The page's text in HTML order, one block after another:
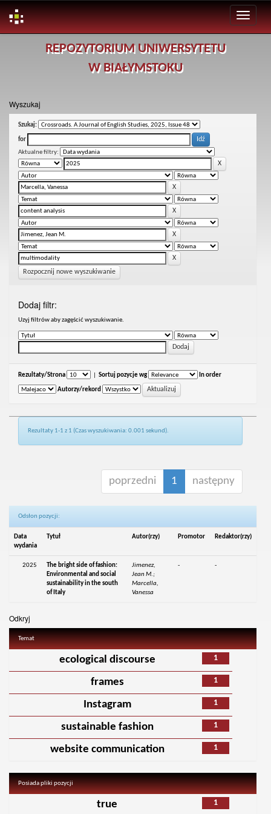
REPOZYTORIUM UNIWERSYTETU
W BIAŁYMSTOKU
Wyszukaj
Szukaj:
for
Aktualne filtry:
Rozpocznij nowe wyszukiwanie
Dodaj filtr:
Uzyj filtrów aby zagęścić wyszukiwanie.
Rezultaty/Strona Sortuj pozycje wg In order
Autorzy/rekord
Rezultaty 1-1 z 1 (Czas wyszukiwania: 0.001 sekund).
poprzedni 1 następny
Odsłon pozycji:
Data
wydania
Tytuł Autor(rzy) Promotor Redaktor(rzy)
2025
The bright side of fashion:
Environmental and social
sustainability in the south
of Italy
Jimenez,
Jean M.;
Marcella,
Vanessa
- -
Odkryj
Temat
1
ecological discourse
1
frames
1
Instagram
1
sustainable fashion
1
website communication
Posiada pliki pozycji
1
true